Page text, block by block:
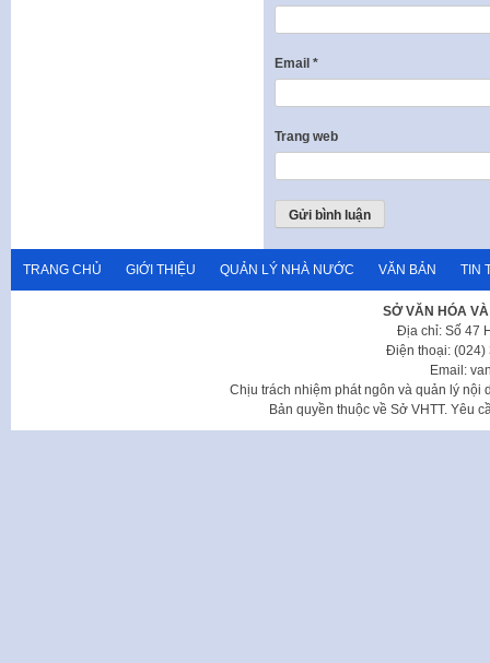
Email *
Trang web
TRANG CHỦ GIỚI THIỆU QUẢN LÝ NHÀ NƯỚC VĂN BẢN TIN
SỞ VĂN HÓA
Địa chỉ: Số 47
Điện thoại: (024)
Email:
Chịu trách nhiệm phát ngôn và quản lý nội
Bản quyền thuộc về Sở VHTT. Yêu